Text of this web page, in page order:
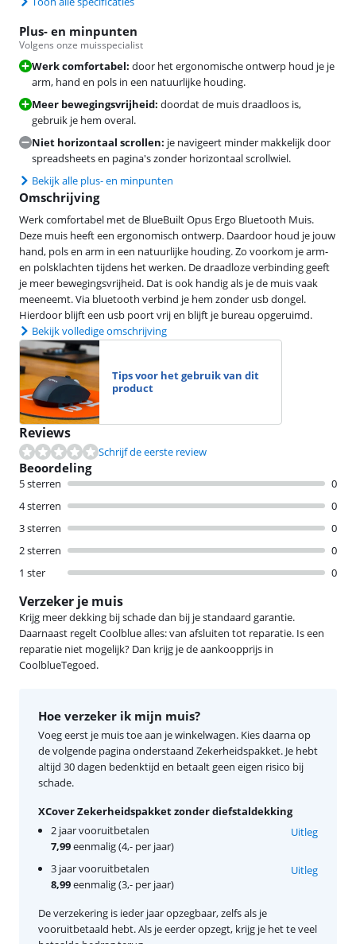
Plus- en minpunten
Volgens onze muisspecialist
Werk comfortabel: door het ergonomische ontwerp houd je je
arm, hand en pols in een natuurlijke houding.
Meer bewegingsvrijheid: doordat de muis draadloos is,
gebruik je hem overal.
Niet horizontaal scrollen: je navigeert minder makkelijk door
spreadsheets en pagina's zonder horizontaal scrollwiel.
Bekijk alle plus- en minpunten
Omschrijving
Werk comfortabel met de BlueBuilt Opus Ergo Bluetooth Muis.
Deze muis heeft een ergonomisch ontwerp. Daardoor houd je jouw
hand, pols en arm in een natuurlijke houding. Zo voorkom je arm-
en polsklachten tijdens het werken. De draadloze verbinding geeft
je meer bewegingsvrijheid. Dat is ook handig als je de muis vaak
meeneemt. Via bluetooth verbind je hem zonder usb dongel.
Hierdoor blijft een usb poort vrij en blijft je bureau opgeruimd.
Bekijk volledige omschrijving
Tips voor het gebruik van dit
product
Reviews
Schrijf de eerste review
Beoordeling
5 sterren
0
4 sterren
0
3 sterren
0
2 sterren
0
1 ster
0
Verzeker je muis
Krijg meer dekking bij schade dan bij je standaard garantie.
Daarnaast regelt Coolblue alles: van afsluiten tot reparatie. Is een
reparatie niet mogelijk? Dan krijg je de aankoopprijs in
CoolblueTegoed.
Hoe verzeker ik mijn muis?
Voeg eerst je muis toe aan je winkelwagen. Kies daarna op
de volgende pagina onderstaand Zekerheidspakket. Je hebt
altijd 30 dagen bedenktijd en betaalt geen eigen risico bij
schade.
XCover Zekerheidspakket zonder diefstaldekking
2 jaar vooruitbetalen
7,99eenmalig (4,- per jaar)
Uitleg
3 jaar vooruitbetalen
8,99eenmalig (3,- per jaar)
Uitleg
De verzekering is ieder jaar opzegbaar, zelfs als je
vooruitbetaald hebt. Als je eerder opzegt, krijg je het te veel